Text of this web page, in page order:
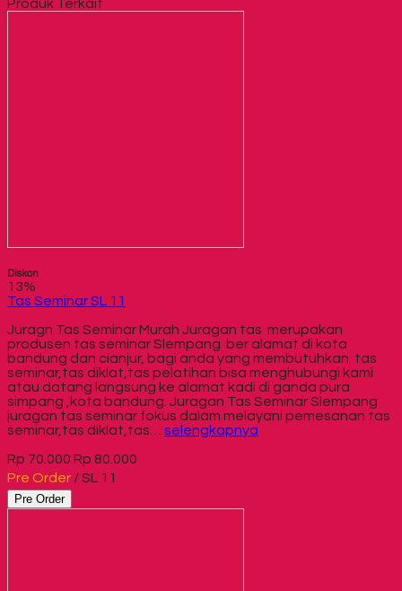
Produk Terkait
Diskon
13%
Tas Seminar SL 11
Juragn Tas Seminar Murah Juragan tas merupakan
produsen tas seminar Slempang ber alamat di kota
bandung dan cianjur, bagi anda yang membutuhkan tas
seminar,tas diklat,tas pelatihan bisa menghubungi kami
atau datang langsung ke alamat kadi di ganda pura
simpang ,kota bandung. Juragan Tas Seminar Slempang
juragan tas seminar fokus dalam melayani pemesanan tas
seminar,tas diklat,tas… selengkapnya
Rp 70.000 Rp 80.000
Pre Order / SL 11
Pre Order